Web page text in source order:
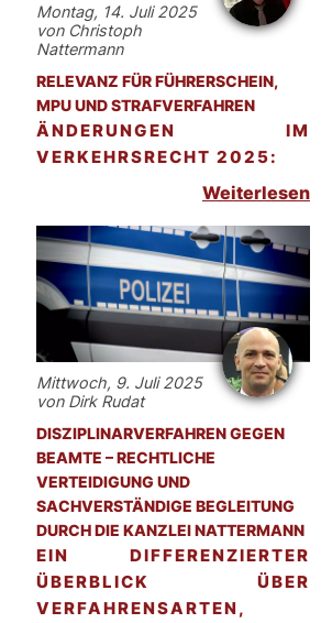
Montag, 14. Juli 2025
von Christoph
Nattermann
RELEVANZ FÜR FÜHRERSCHEIN,
MPU UND STRAFVERFAHREN
ÄNDERUNGEN IM
VERKEHRSRECHT 2025:
Weiterlesen
Mittwoch, 9. Juli 2025
von Dirk Rudat
DISZIPLINARVERFAHREN GEGEN
BEAMTE – RECHTLICHE
VERTEIDIGUNG UND
SACHVERSTÄNDIGE BEGLEITUNG
DURCH DIE KANZLEI NATTERMANN
EIN DIFFERENZIERTER
ÜBERBLICK ÜBER
VERFAHRENSARTEN,